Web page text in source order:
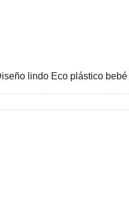
lindo Eco plástico